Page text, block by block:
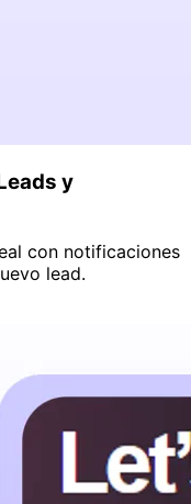
y
con notificaciones
lead.